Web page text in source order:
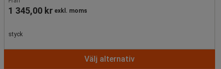
1 345,00 kr exkl. moms
styck
Välj alternativ